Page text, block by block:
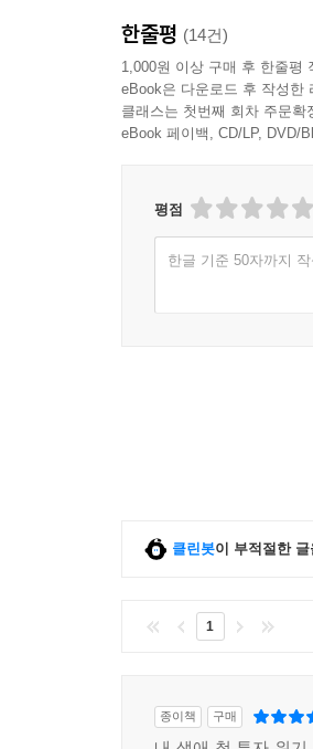
한줄평 (14건)
1,000원 이상 구매 후 한줄평
eBook은 다운로드 후 작성한
클래스는 첫번째 회차 주문
eBook 페이백, CD/LP, DVD/
평점
한글 기준 50자까지
클린봇이 부적절한
1
종이책 구매